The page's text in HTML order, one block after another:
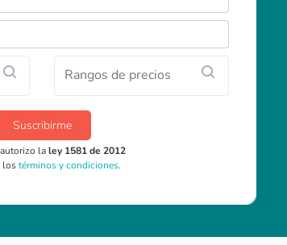
Rangos de precios
Suscribirme
laley 1581 de 2012
lostérminos y condiciones.